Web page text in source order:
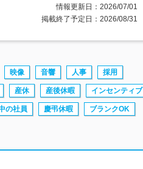
情報更新日：2026/07/01
掲載終了予定日：2026/08/31
映像 音響 人事 採用
産休 産後休暇 インセンティブ
の社員 慶弔休暇 ブランクOK